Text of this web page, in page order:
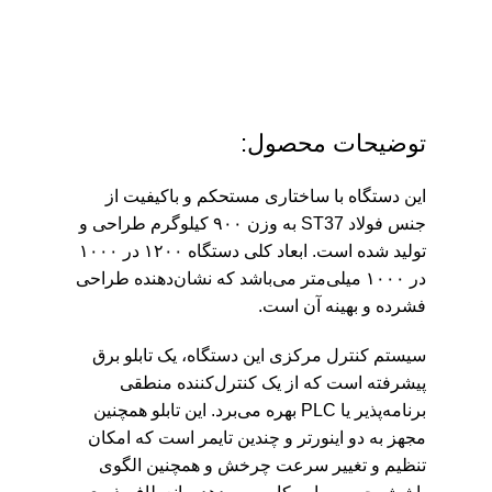
توضیحات محصول:
این دستگاه با ساختاری مستحکم و باکیفیت از
جنس فولاد ST37 به وزن ۹۰۰ کیلوگرم طراحی و
تولید شده است. ابعاد کلی دستگاه ۱۲۰۰ در ۱۰۰۰
در ۱۰۰۰ میلی‌متر می‌باشد که نشان‌دهنده طراحی
فشرده و بهینه آن است.
سیستم کنترل مرکزی این دستگاه، یک تابلو برق
پیشرفته است که از یک کنترل‌کننده منطقی
برنامه‌پذیر یا PLC بهره می‌برد. این تابلو همچنین
مجهز به دو اینورتر و چندین تایمر است که امکان
تنظیم و تغییر سرعت چرخش و همچنین الگوی